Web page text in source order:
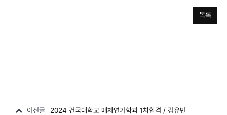
목록
이전글 2024 건국대학교 매체연기학과 1차합격 / 김유빈